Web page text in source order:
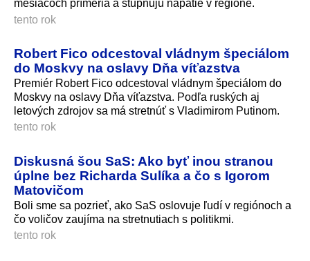
mesiacoch prímeria a stupňujú napätie v regióne.
tento rok
Robert Fico odcestoval vládnym špeciálom
do Moskvy na oslavy Dňa víťazstva
Premiér Robert Fico odcestoval vládnym špeciálom do
Moskvy na oslavy Dňa víťazstva. Podľa ruských aj
letových zdrojov sa má stretnúť s Vladimirom Putinom.
tento rok
Diskusná šou SaS: Ako byť inou stranou
úplne bez Richarda Sulíka a čo s Igorom
Matovičom
Boli sme sa pozrieť, ako SaS oslovuje ľudí v regiónoch a
čo voličov zaujíma na stretnutiach s politikmi.
tento rok